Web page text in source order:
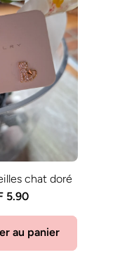
chat doré
5.90
au panier